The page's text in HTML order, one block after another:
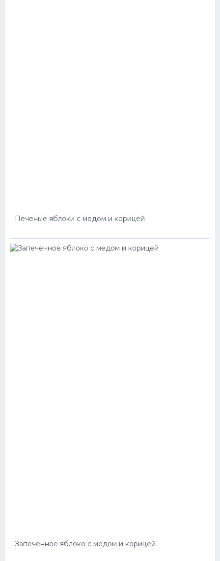
Печеные яблоки с медом и корицей
Запеченное яблоко с медом и корицей